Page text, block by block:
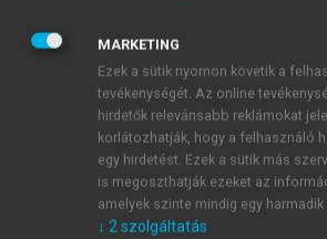
vezet, úgy nem valósítja meg a
A lege artis felfogás – a hivatásbeli
teljesítésének felfogásával
alá, hogy amennyiben az
vonatkozó szabályokat, úgy nem
cselekményért. A fenti elgondolások
ki, hogy az eredményes,
beavatkozások akkor sem
MARKETING
Ezek a sütik nyomon követik a
tevékenységét. Az online
hirdetők relevánsabb reklámokat
korlátozhatják, hogy a felhasználó
egy hirdetést. Ezek a sütik más
is megoszthatják ezeket az
amelyek szinte mindig egy
↓ 2 szolgáltatás